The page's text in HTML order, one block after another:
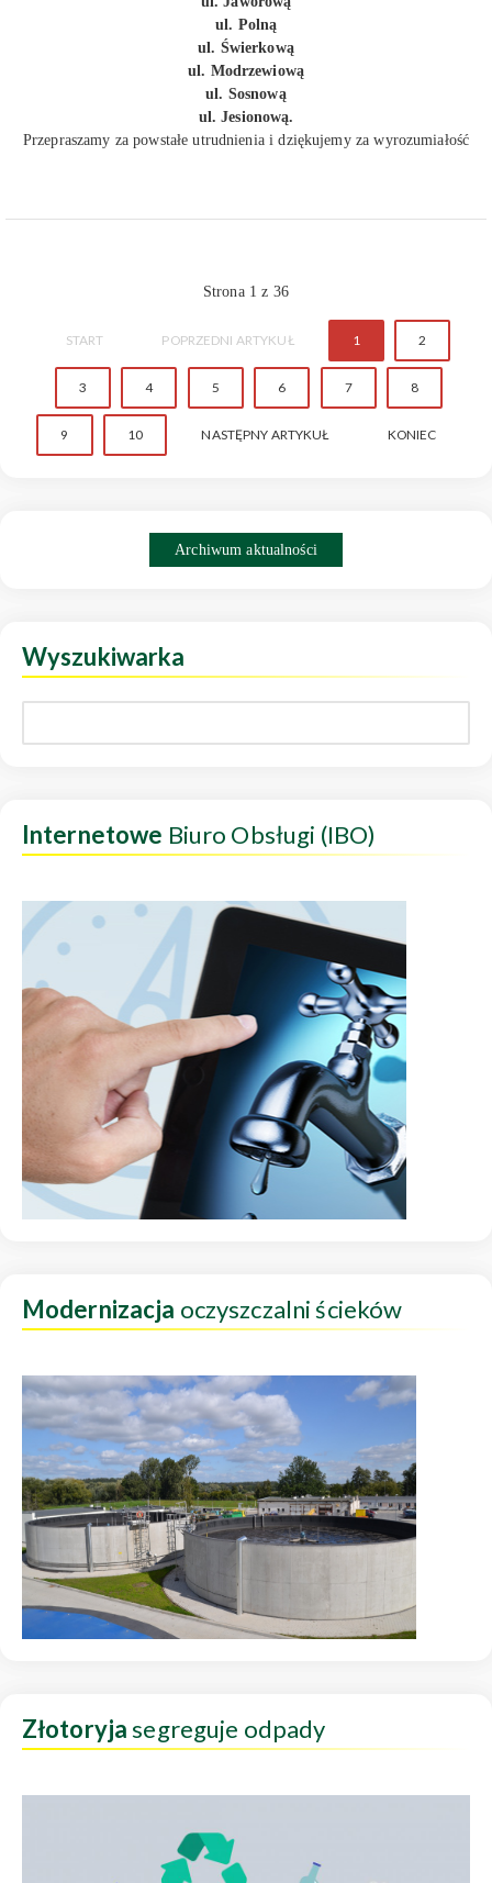
ul. Polną
ul. Świerkową
ul. Modrzewiową
ul. Sosnową
ul. Jesionową.
Przepraszamy za powstałe utrudnienia i dziękujemy za wyrozumiałość
Strona 1 z 36
START POPRZEDNI ARTYKUŁ 1 2
3 4 5 6 7 8
9 10 NASTĘPNY ARTYKUŁ KONIEC
Archiwum aktualności
Wyszukiwarka
Internetowe Biuro Obsługi (IBO)
Modernizacja oczyszczalni ścieków
Złotoryjasegreguje odpady